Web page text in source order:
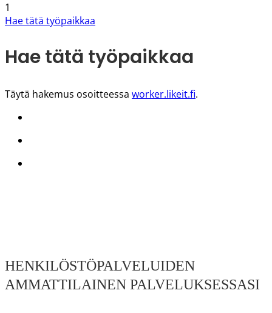
1
Hae tätä työpaikkaa
Hae tätä työpaikkaa
Täytä hakemus osoitteessa worker.likeit.fi.
HENKILÖSTÖPALVELUIDEN
AMMATTILAINEN PALVELUKSESSASI